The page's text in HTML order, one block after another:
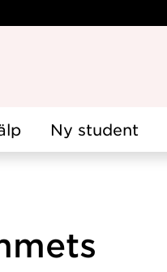
Ny student